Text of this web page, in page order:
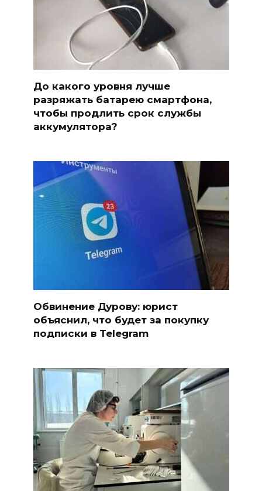
До какого уровня лучше
разряжать батарею смартфона,
чтобы продлить срок службы
аккумулятора?
Обвинение Дурову: юрист
объяснил, что будет за покупку
подписки в Telegram